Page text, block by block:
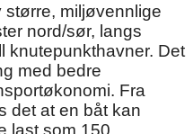
større, miljøvennlige
nord/sør, langs
knutepunkthavner. Det
med bedre
Fra
det at en båt kan
last som 150